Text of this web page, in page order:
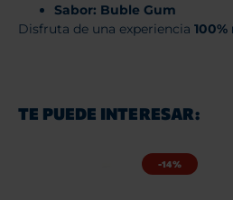
Sabor: Buble Gum
Disfruta de una experiencia
TE PUEDE INTERESAR:
-14%